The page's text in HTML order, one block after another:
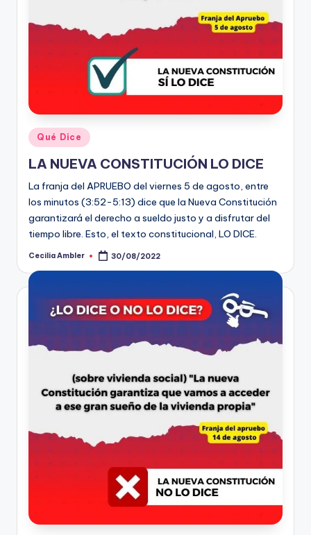
t
F
a
c
t
-
C
h
e
c
ki
n
Publicado
en
Qué Dice
LA NUEVA CONSTITUCIÓN LO DICE
La franja del APRUEBO del viernes 5 de agosto, entre
los minutos (3:52-5:13) dice que la Nueva Constitución
garantizará el derecho a sueldo justo y a disfrutar del
tiempo libre. Esto, el texto constitucional, LO DICE.
Publicado
Cecilia Ambler 30/08/2022